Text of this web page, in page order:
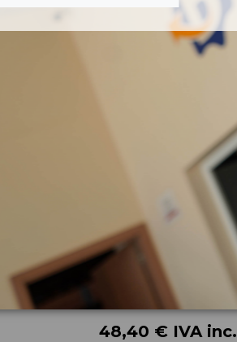
CENTRALITA AIRBAG 30667469
VOLVO V70 FAMILIAR OCEAN RACE
OEM: 30667469
ID:563126
48,40 € IVA inc.